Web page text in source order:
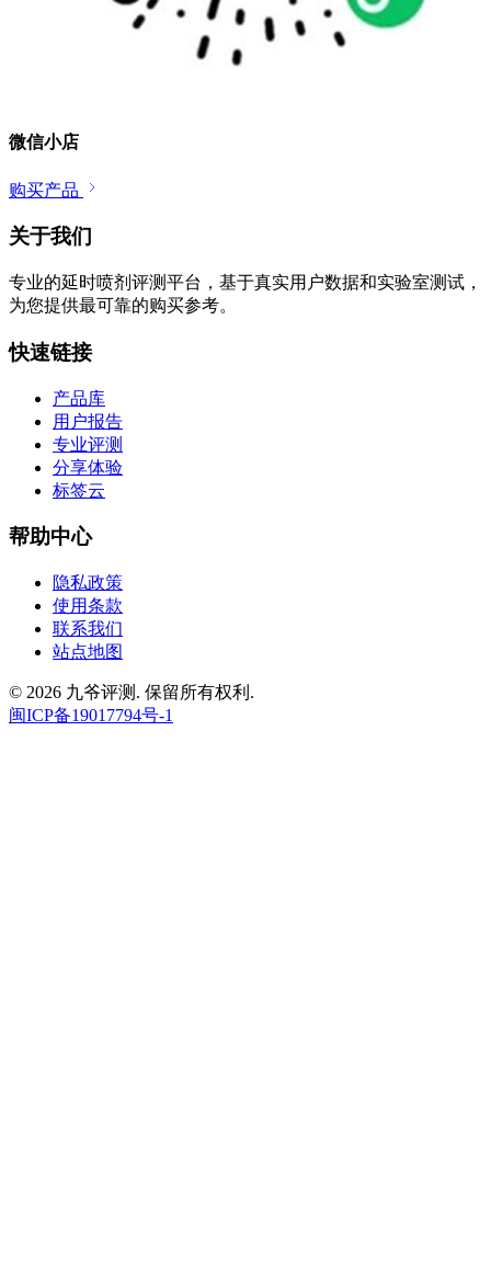
微信小店
购买产品
关于我们
专业的延时喷剂评测平台，基于真实用户数据和实验室测试，
为您提供最可靠的购买参考。
快速链接
产品库
用户报告
专业评测
分享体验
标签云
帮助中心
隐私政策
使用条款
联系我们
站点地图
© 2026 九爷评测. 保留所有权利.
闽ICP备19017794号-1